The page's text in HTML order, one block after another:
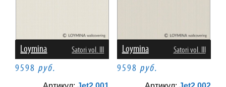
Loymina Satori vol. III
9598 руб.
Loymina Satori vol. III
9598 руб.